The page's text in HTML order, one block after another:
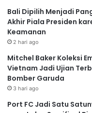
Bali Dipilih Menjadi
Akhir Piala Presiden
Keamanan
2 hari ago
Mitchel Baker Koleksi
Vietnam Jadi Ujian
Bomber Garuda
3 hari ago
Port FC Jadi Satu